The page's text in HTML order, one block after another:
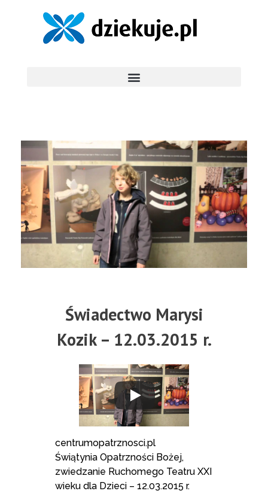
Świadectwo Marysi
Kozik – 12.03.2015 r.
centrumopatrznosci.pl
Świątynia Opatrzności Bożej,
zwiedzanie Ruchomego Teatru XXI
wieku dla Dzieci – 12.03.2015 r.